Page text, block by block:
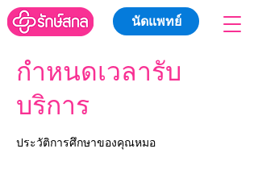
นัดแพทย์
กำหนดเวลารับ
บริการ
ประวัติการศึกษาของคุณหมอ